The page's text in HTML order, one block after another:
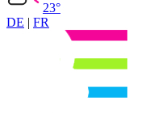
23°
DE | FR